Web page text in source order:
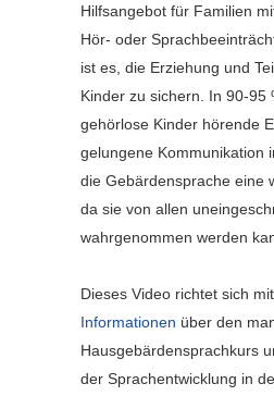
Hilfsangebot für Familien
Hör- oder
ist es, die Erziehung und
Kinder zu sichern. In 90-95
gehörlose Kinder hörende
gelungene Kommunikation
die Gebärdensprache eine
da sie von allen
wahrgenommen werden
Dieses Video richtet sich mit
Informationen über den
Hausgebärdensprachkurs
der Sprachentwicklung in